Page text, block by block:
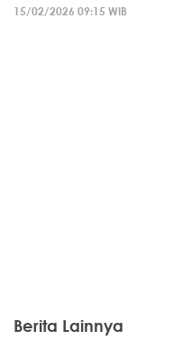
15/02/2026 09:15 WIB
Berita Lainnya